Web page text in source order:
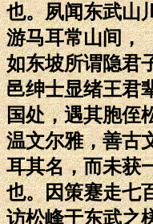
也。夙闻东武山
游马耳常山间，
如东坡所谓隐君
邑绅士显绪王君
国处，遇其胞侄
温文尔雅，善古
耳其名，而未获
也。因策蹇走七
访松峰于东武之